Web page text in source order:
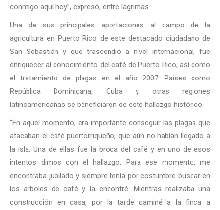
conmigo aquí hoy”, expresó, entre lágrimas.
Una de sus principales aportaciones al campo de la
agricultura en Puerto Rico de este destacado ciudadano de
San Sebastián y que trascendió a nivel internacional, fue
enriquecer al conocimiento del café de Puerto Rico, así como
el tratamiento de plagas en el año 2007. Países como
República Dominicana, Cuba y otras regiones
latinoamericanas se beneficiaron de este hallazgo histórico.
“En aquel momento, era importante conseguir las plagas que
atacaban el café puertorriqueño, que aún no habían llegado a
la isla. Una de ellas fue la broca del café y en uno de esos
intentos dimos con el hallazgo. Para ese momento, me
encontraba jubilado y siempre tenía por costumbre buscar en
los arboles de café y la encontré. Mientras realizaba una
construcción en casa, por la tarde caminé a la finca a